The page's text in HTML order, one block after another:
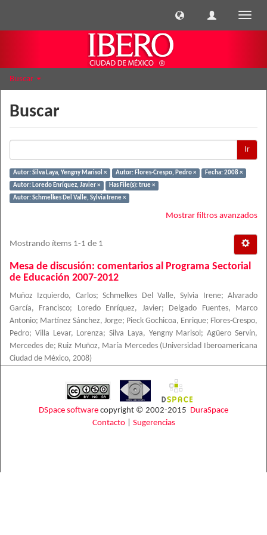
Buscar
Buscar
Ir
Autor: Silva Laya, Yengny Marisol × Autor: Flores-Crespo, Pedro ×
Fecha: 2008 ×
Autor: Loredo Enríquez, Javier ×
Has File(s): true ×
Autor: Schmelkes Del Valle, Sylvia Irene ×
Mostrar filtros avanzados
Mostrando ítems 1-1 de 1
Mesa de discusión: comentarios al Programa Sectorial
de Educación 2007-2012
Muñoz Izquierdo, Carlos;Schmelkes Del Valle, Sylvia Irene; Alvarado
García, Francisco; Loredo Enríquez, Javier;
Delgado Fuentes, Marco
Antonio; Martínez Sánchez, Jorge; Pieck Gochicoa, Enrique; Flores-Crespo,
Pedro; Villa Levar, Lorenza;Silva Laya, Yengny Marisol ;Agüero Servín,
Mercedes de; Ruiz Muñoz, María Mercedes (Universidad Iberoamericana
Ciudad de México, 2008)
DSpace software copyright © 2002-2015 DuraSpace
Contacto| Sugerencias